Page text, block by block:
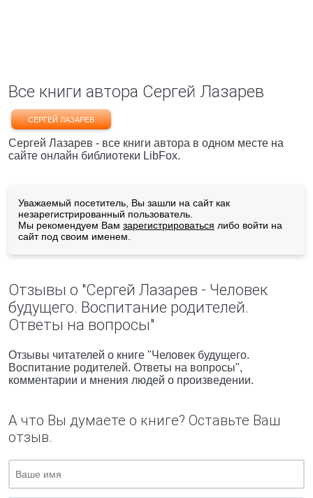
Все книги автора Сергей Лазарев
СЕРГЕЙ ЛАЗАРЕВ
Сергей Лазарев - все книги автора в одном месте на
сайте онлайн библиотеки LibFox.
Уважаемый посетитель, Вы зашли на сайт как
незарегистрированный пользователь.
Мы рекомендуем Вам зарегистрироваться либо войти на
сайт под своим именем.
Отзывы о "Сергей Лазарев - Человек
будущего. Воспитание родителей.
Ответы на вопросы"
Отзывы читателей о книге "Человек будущего.
Воспитание родителей. Ответы на вопросы",
комментарии и мнения людей о произведении.
А что Вы думаете о книге? Оставьте Ваш
отзыв.